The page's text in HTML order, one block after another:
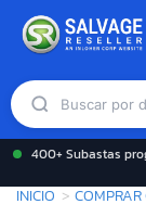
400+ Subastas
INICIO COMPRAR